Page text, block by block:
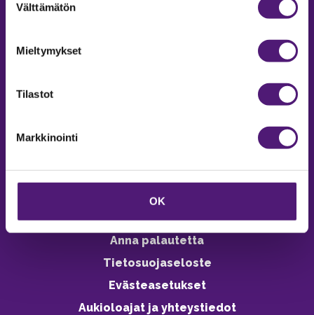
valinta
Välttämätön
Mieltymykset
Tilastot
Markkinointi
OK
Vastuullisuus
Ympäristöohjelma
Avoimet työpaikat
Anna palautetta
Tietosuojaseloste
Evästeasetukset
Aukioloajat ja yhteystiedot